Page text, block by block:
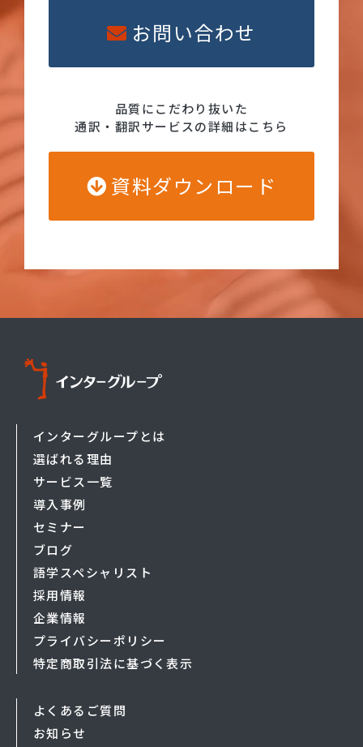
お問い合わせ
品質にこだわり抜いた
通訳・翻訳サービスの詳細はこちら
資料ダウンロード
インターグループとは
選ばれる理由
サービス一覧
導入事例
セミナー
ブログ
語学スペシャリスト
採用情報
企業情報
プライバシーポリシー
特定商取引法に基づく表示
よくあるご質問
お知らせ